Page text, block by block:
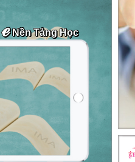
ℯNền Tảng Học